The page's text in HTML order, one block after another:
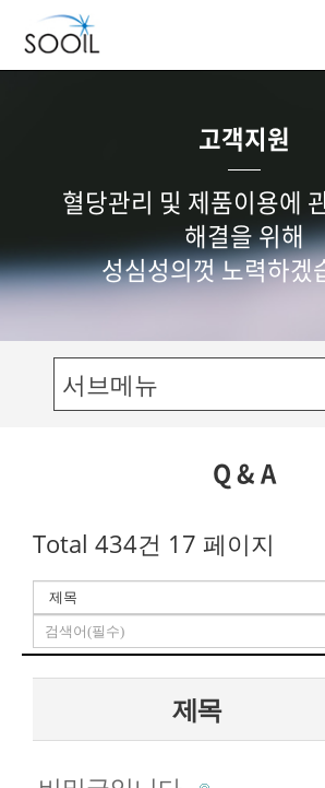
고객지원
혈당관리 및 제품이용에
해결을 위해
성심성의껏 노력하겠
서브메뉴
Q & A
Total 434건 17 페이지
제목